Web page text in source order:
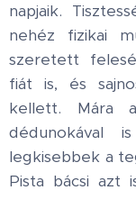
napjaik.
nehéz fizikai
szeretett
fiát is, és
kellett. Mára
dédunokával
legkisebbek a
Pista bácsi azt